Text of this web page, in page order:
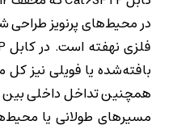
در محیط‌های پرنویز
بافته‌شده یا فویلی نیز
مسیرهای طولانی یا